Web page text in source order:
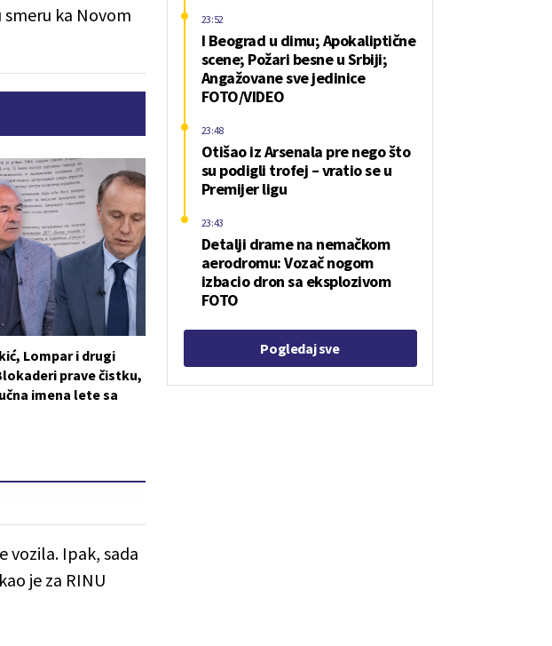
ka Novom
Lompar i drugi
prave čistku,
imena lete sa
vozila. Ipak, sada
je za RINU
I Beograd u dimu; Apokaliptične
scene; Požari besne u Srbiji;
Angažovane sve jedinice
FOTO/VIDEO
23:52
Otišao iz Arsenala pre nego što
su podigli trofej – vratio se u
Premijer ligu
23:48
Detalji drame na nemačkom
aerodromu: Vozač nogom
izbacio dron sa eksplozivom
FOTO
23:43
Pogledaj sve